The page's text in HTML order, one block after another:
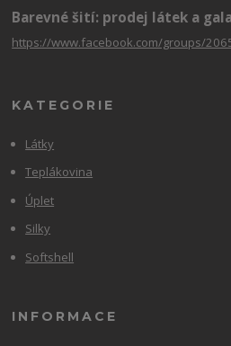
Barevné šití: prodej látek a
https://www.facebook.com/groups/
KATEGORIE
Látky
Teplákovina
Úplet
Silky
Softshell
INFORMACE